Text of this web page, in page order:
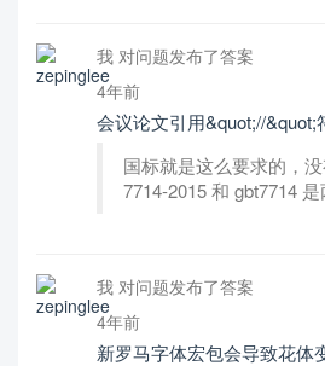
我 对问题发布了答案
4年前
会议论文引用&quot;//&quot;
国标就是这么要求的，
7714-2015 和 gbt7714 是
我 对问题发布了答案
4年前
新罗马字体宏包会导致花体